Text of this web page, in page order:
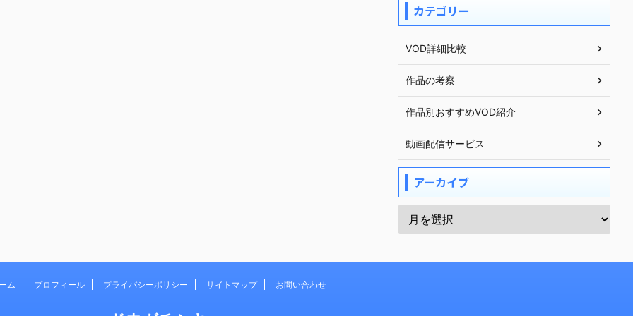
カテゴリー
VOD詳細比較
作品の考察
作品別おすすめVOD紹介
動画配信サービス
アーカイブ
ム プロフィール プライバシーポリシー サイトマップ お問い合わせ